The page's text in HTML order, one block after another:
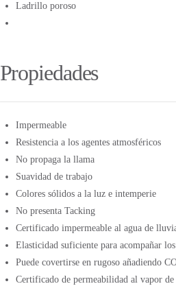
Ladrillo poroso
Propiedades
Impermeable
Resistencia a los agentes atmosféricos
No propaga la llama
Suavidad de trabajo
Colores sólidos a la luz e intemperie
No presenta Tacking
Certificado impermeable al agua de
Elasticidad suficiente para acompañar
Puede covertirse en rugoso añadiendo
Certificado de permeabilidad al vapor